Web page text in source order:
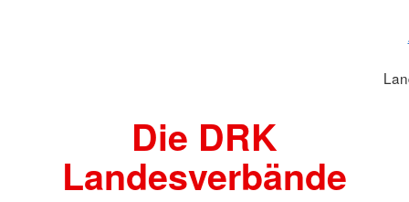
Die DRK
Landesverbände